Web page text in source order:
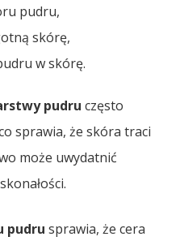
pudru,
skórę,
w skórę.
pudru często
sprawia, że skóra traci
może uwydatnić
pudru sprawia, że cera